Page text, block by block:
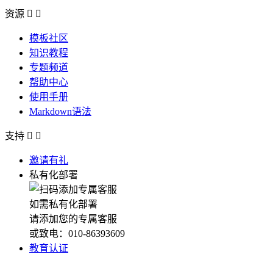
资源  
模板社区
知识教程
专题频道
帮助中心
使用手册
Markdown语法
支持  
邀请有礼
私有化部署
如需私有化部署
请添加您的专属客服
或致电：010-86393609
教育认证